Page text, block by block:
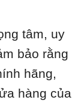
tâm, uy
bảo rằng
hãng,
hàng của